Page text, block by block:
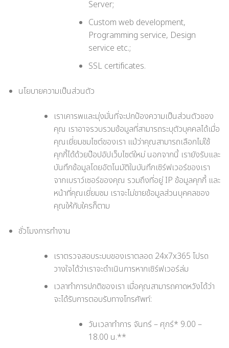
Server;
Custom web development,
Programming service, Design
service etc.;
SSL certificates.
นโยบายความเป็นส่วนตัว
เราเคารพและมุ่งมั่นที่จะปกป้องความเป็นส่วนตัวของ
คุณ เราอาจรวบรวมข้อมูลที่สามารถระบุตัวบุคคลได้เมื่อ
คุณเยี่ยมชมไซต์ของเรา แม้ว่าคุณสามารถเลือกไม่ใช้
คุกกี้ได้ด้วยป๊อปอัปเว็บไซต์ใหม่ นอกจากนี้ เรายังรับและ
บันทึกข้อมูลโดยอัตโนมัติในบันทึกเซิร์ฟเวอร์ของเรา
จากเบราว์เซอร์ของคุณ รวมถึงที่อยู่ IP ข้อมูลคุกกี้ และ
หน้าที่คุณเยี่ยมชม เราจะไม่ขายข้อมูลส่วนบุคคลของ
คุณให้กับใครก็ตาม
ชั่วโมงการทำงาน
เราตรวจสอบระบบของเราตลอด 24x7x365 โปรด
วางใจได้ว่าเราจะดำเนินการหากเซิร์ฟเวอร์ล่ม
เวลาทำการปกติของเรา เมื่อคุณสามารถคาดหวังได้ว่า
จะได้รับการตอบรับทางโทรศัพท์:
วันเวลาทำการ จันทร์ – ศุกร์* 9.00 –
18.00 น.**